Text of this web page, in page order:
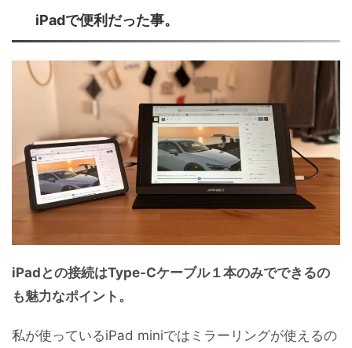
iPadで便利だった事。
iPadとの接続はType-Cケーブル１本のみでできるの
も魅力なポイント。
私が使っているiPad miniではミラーリングが使えるの